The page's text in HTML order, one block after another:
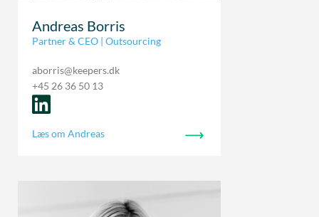
Andreas Borris
Partner & CEO | Outsourcing
aborris@keepers.dk
+45 26 36 50 13
Læs om Andreas